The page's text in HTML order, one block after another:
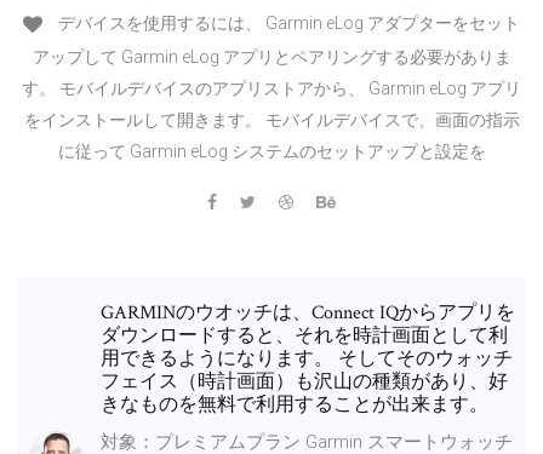
デバイスを使用するには、 Garmin eLog アダプターをセット
アップして Garmin eLog アプリとペアリングする必要がありま
す。 モバイルデバイスのアプリストアから、 Garmin eLog アプリ
をインストールして開きます。 モバイルデバイスで、画面の指示
に従って Garmin eLog システムのセットアップと設定を
GARMINのウオッチは、Connect IQからアプリを
ダウンロードすると、それを時計画面として利
用できるようになります。 そしてそのウォッチ
フェイス（時計画面）も沢山の種類があり、好
きなものを無料で利用することが出来ます。
対象：プレミアムプラン Garmin スマートウォッチ